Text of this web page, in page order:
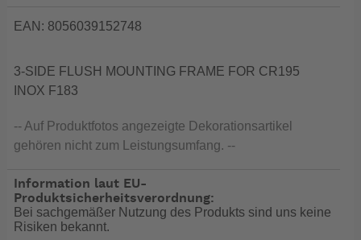
EAN: 8056039152748
3-SIDE FLUSH MOUNTING FRAME FOR CR195
INOX F183
-- Auf Produktfotos angezeigte Dekorationsartikel
gehören nicht zum Leistungsumfang. --
Information laut EU-
Produktsicherheitsverordnung:
Bei sachgemäßer Nutzung des Produkts sind uns keine
Risiken bekannt.